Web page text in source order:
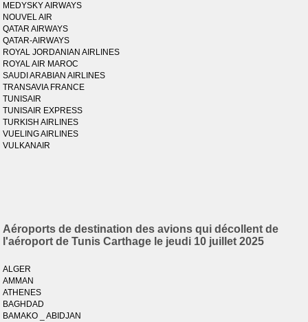
MEDYSKY AIRWAYS
NOUVEL AIR
QATAR AIRWAYS
QATAR-AIRWAYS
ROYAL JORDANIAN AIRLINES
ROYAL AIR MAROC
SAUDI ARABIAN AIRLINES
TRANSAVIA FRANCE
TUNISAIR
TUNISAIR EXPRESS
TURKISH AIRLINES
VUELING AIRLINES
VULKANAIR
Aéroports de destination des avions qui décollent de
l'aéroport de Tunis Carthage le jeudi 10 juillet 2025
ALGER
AMMAN
ATHENES
BAGHDAD
BAMAKO _ ABIDJAN